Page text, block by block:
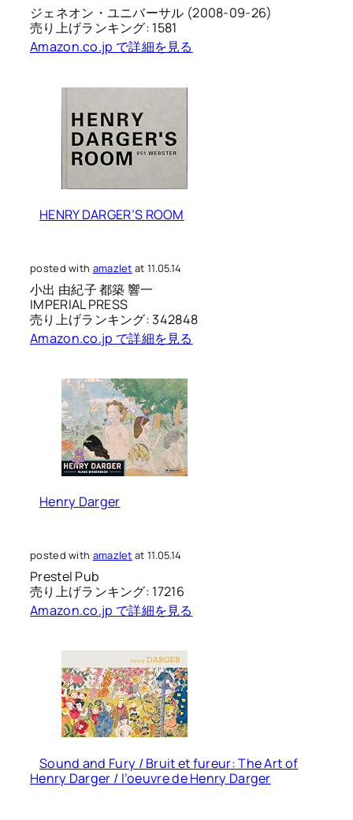
ジェネオン・ユニバーサル (2008-09-26)
売り上げランキング: 1581
Amazon.co.jp で詳細を見る
HENRY DARGER’S ROOM
posted with amazlet at 11.05.14
小出 由紀子 都築 響一
IMPERIAL PRESS
売り上げランキング: 342848
Amazon.co.jp で詳細を見る
Henry Darger
posted with amazlet at 11.05.14
Prestel Pub
売り上げランキング: 17216
Amazon.co.jp で詳細を見る
Sound and Fury / Bruit et fureur: The Art of
Henry Darger / l’oeuvre de Henry Darger